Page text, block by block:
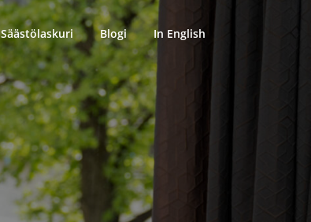
Säästölaskuri Blogi In English